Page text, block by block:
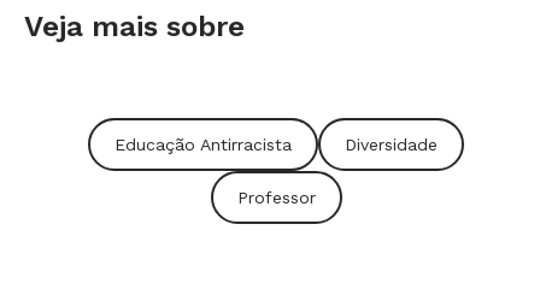
Veja mais sobre
Educação Antirracista Diversidade
Professor